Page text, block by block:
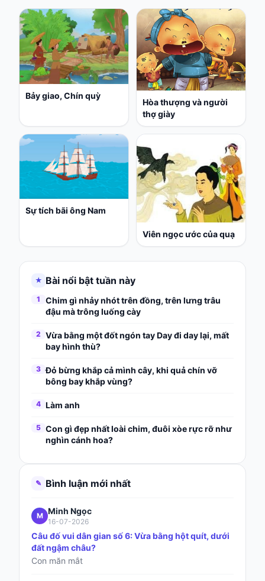
Bảy giao, Chín quỳ
Hòa thượng và người
thợ giày
Sự tích bãi ông Nam
Viên ngọc ước của quạ
★ Bài nổi bật tuần này
1
Chim gì nhảy nhót trên đồng, trên lưng trâu
đậu mà trông luống cày
2 Vừa bằng một đốt ngón tay Day đi day lại, mất
bay hình thù?
3 Đỏ bừng khắp cả mình cây, khi quả chín vỡ
bông bay khắp vùng?
4 Làm anh
5 Con gì đẹp nhất loài chim, đuôi xòe rực rỡ như
nghìn cánh hoa?
✎ Bình luận mới nhất
M Minh Ngọc
16-07-2026
Câu đố vui dân gian số 6: Vừa bằng hột quít, dưới
đất ngậm châu?
Con măn mắt